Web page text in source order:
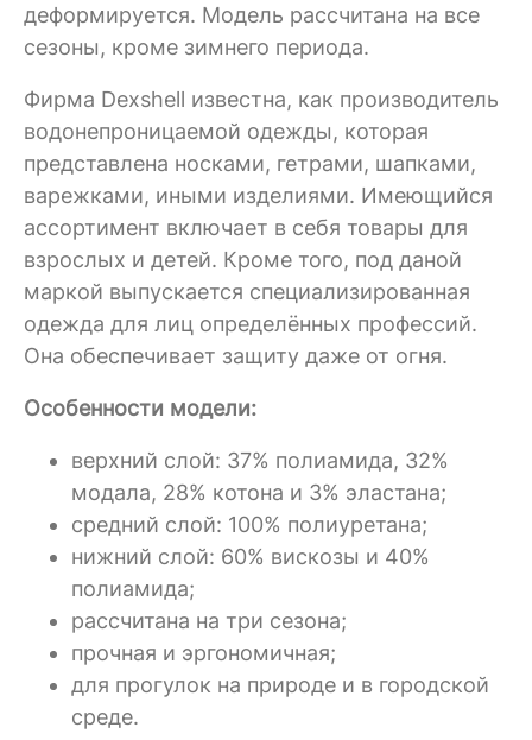
деформируется. Модель рассчитана на все
сезоны, кроме зимнего периода.
Фирма Dexshell известна, как производитель
водонепроницаемой одежды, которая
представлена носками, гетрами, шапками,
варежками, иными изделиями. Имеющийся
ассортимент включает в себя товары для
взрослых и детей. Кроме того, под даной
маркой выпускается специализированная
одежда для лиц определённых профессий.
Она обеспечивает защиту даже от огня.
Особенности модели:
верхний слой: 37% полиамида, 32%
модала, 28% котона и 3% эластана;
средний слой: 100% полиуретана;
нижний слой: 60% вискозы и 40%
полиамида;
рассчитана на три сезона;
прочная и эргономичная;
для прогулок на природе и в городской
среде.